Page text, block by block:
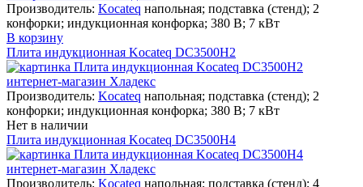
Производитель: Kocateq напольная; подставка (стенд); 2
конфорки; индукционная конфорка; 380 В; 7 кВт
В корзину
Плита индукционная Kocateq DC3500H2
Производитель: Kocateq напольная; подставка (стенд); 2
конфорки; индукционная конфорка; 380 В; 7 кВт
Нет в наличии
Плита индукционная Kocateq DC3500H4
Производитель: Kocateq напольная; подставка (стенд); 4